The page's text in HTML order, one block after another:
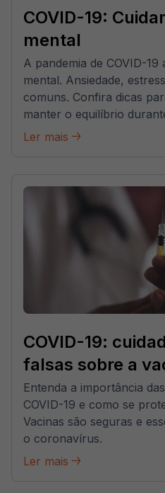
COVID-19:
mental
A pandemia de COVID-
mental. Ansiedade,
comuns. Confira dicas
manter o equilíbrio
Ler mais
COVID-19:
falsas sobre a
Entenda a importância
COVID-19 e como se
Vacinas são seguras e
o coronavírus.
Ler mais